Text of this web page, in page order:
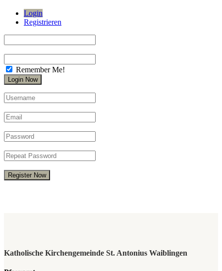
Login
Registrieren
Remember Me!
Register Now
Katholische Kirchengemeinde St. Antonius Waiblingen